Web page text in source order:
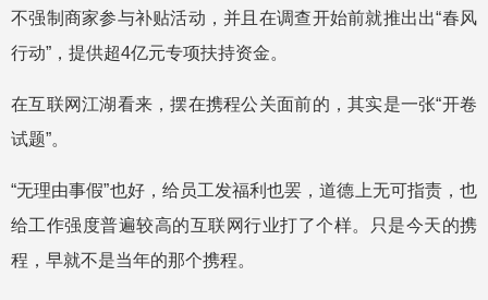
不强制商家参与补贴活动，并且在调查开始前就推出出“春风
行动”，提供超4亿元专项扶持资金。
在互联网江湖看来，摆在携程公关面前的，其实是一张“开卷
试题”。
“无理由事假”也好，给员工发福利也罢，道德上无可指责，也
给工作强度普遍较高的互联网行业打了个样。只是今天的携
程，早就不是当年的那个携程。